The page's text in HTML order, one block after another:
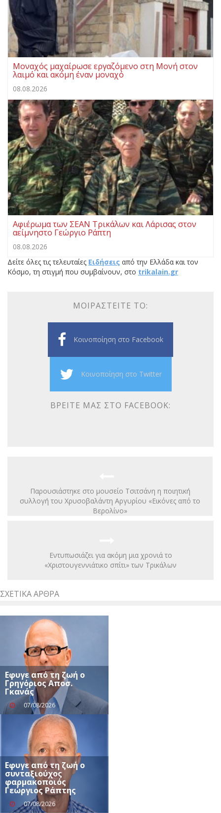
Μοναχός μαχαίρωσε εργαζόμενο στη Μονή στον
λαιμό και ακόμη έναν μοναχό
08.08.2026
Αφιέρωμα των ΣΕΑΝ Τρικάλων και Λάρισας στον
αείμνηστο Γεώργιο Ράπτη
08.08.2026
Δείτε όλες τις τελευταίες Ειδήσεις από την Ελλάδα και τον
Κόσμο, τη στιγμή που συμβαίνουν, στο trikalain.gr
ΜΟΙΡΑΣΤΕΊΤΕ ΤΟ:
Κοινοποίηση στο Facebook
Κοινοποίηση στο Twitter
ΒΡΕΊΤΕ ΜΑΣ ΣΤΟ FACEBOOK:
Παρουσιάστηκε στο μουσείο Τσιτσάνη η ποιητική
συλλογή του Χρυσοβαλάντη Αργυρίου «Εικόνες από το
Βερολίνο»
Εντυπωσιάζει για ακόμη μια χρονιά το
«Χριστουγεννιάτικο σπίτι» των Τρικάλων
ΣΧΕΤΙΚΆ ΆΡΘΡΑ
Eφυγε από τη ζωή ο
Γρηγόριος Αποσ.
Γκανάς
07/08/2026
Εφυγε από τη ζωή ο
συνταξιούχος
φαρμακοποιός
Γεώργιος Ράπτης
07/08/2026